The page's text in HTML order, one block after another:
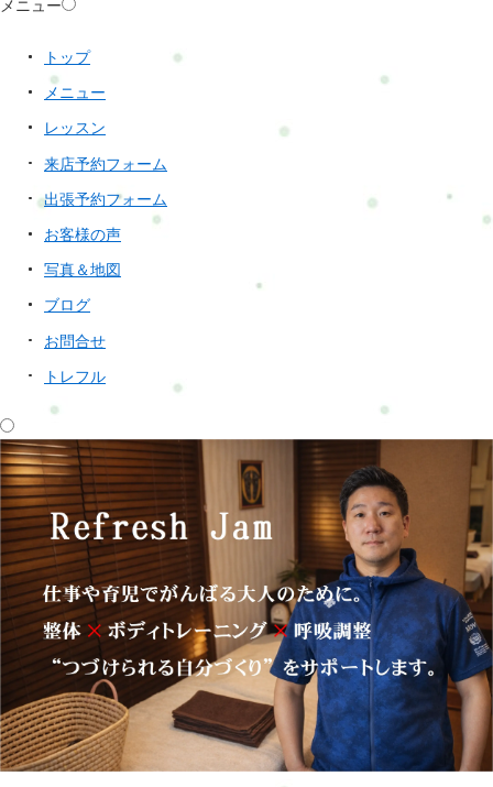
メニュー
トップ
メニュー
レッスン
来店予約フォーム
出張予約フォーム
お客様の声
写真＆地図
ブログ
お問合せ
トレフル